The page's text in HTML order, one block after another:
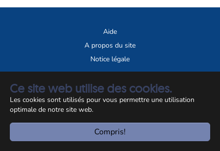
Ce site web utilise des cookies.
Les cookies sont utilisés pour vous permettre une utilisation
optimale de notre site web.
Compris!
Aide
A propos du site
Notice légale